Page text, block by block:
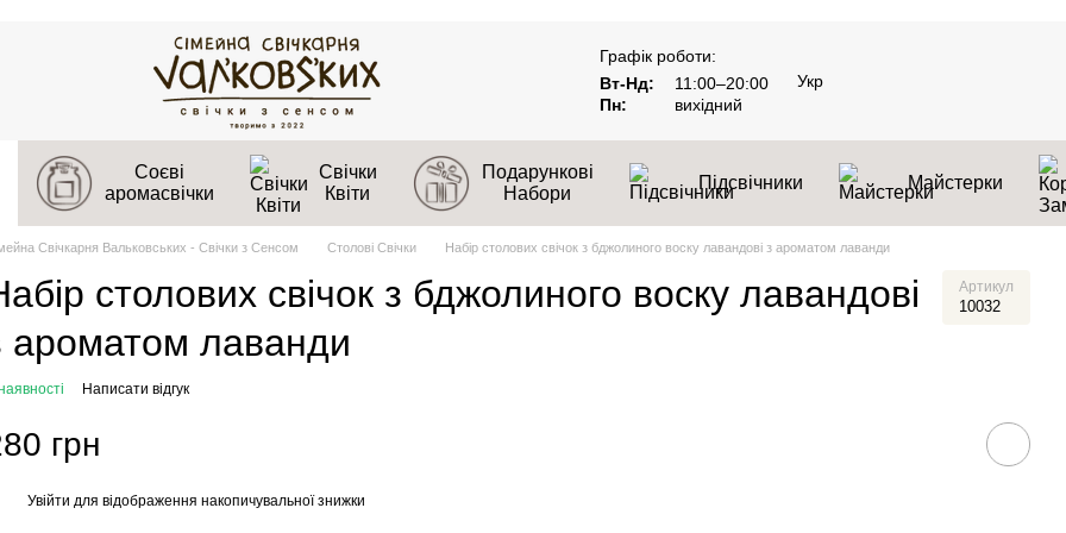
Графік роботи:
Вт-Нд:
11:00–20:00
Пн:
вихідний
Укр
Соєві
аромасвічки
Свічки
Квіти
Подарункові
Набори
Підсвічники Майстерки
Свічкарня Вальковських - Свічки з Сенсом Столові Свічки Набір столових свічок з бджолиного воску лавандові з ароматом лаванди
столових свічок з бджолиного воску лавандові
ароматом лаванди
Артикул
10032
Написати відгук
грн
Увійти для відображення накопичувальної знижки